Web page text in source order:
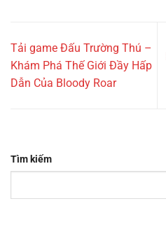
Tải game Đấu Trường Thú –
Khám Phá Thế Giới Đầy Hấp
Dẫn Của Bloody Roar
Tìm kiếm